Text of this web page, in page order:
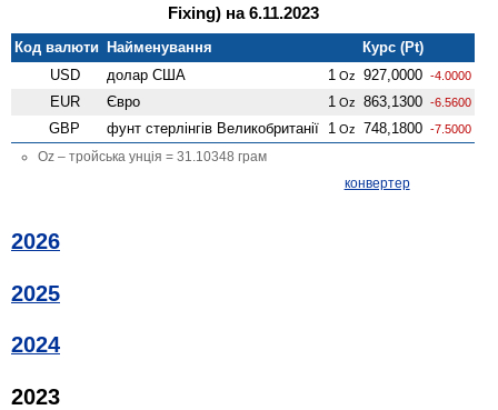
Fixing) на 6.11.2023
Код валюти Найменування
Курс (Pt)
USD
долар США 1 Oz 927,0000 -4.0000
EUR Євро 1 Oz 863,1300 -6.5600
GBP фунт стерлінгів Велико­британії 1 Oz 748,1800 -7.5000
Oz – тройська унція = 31.10348 грам
конвертер
2026
2025
2024
2023